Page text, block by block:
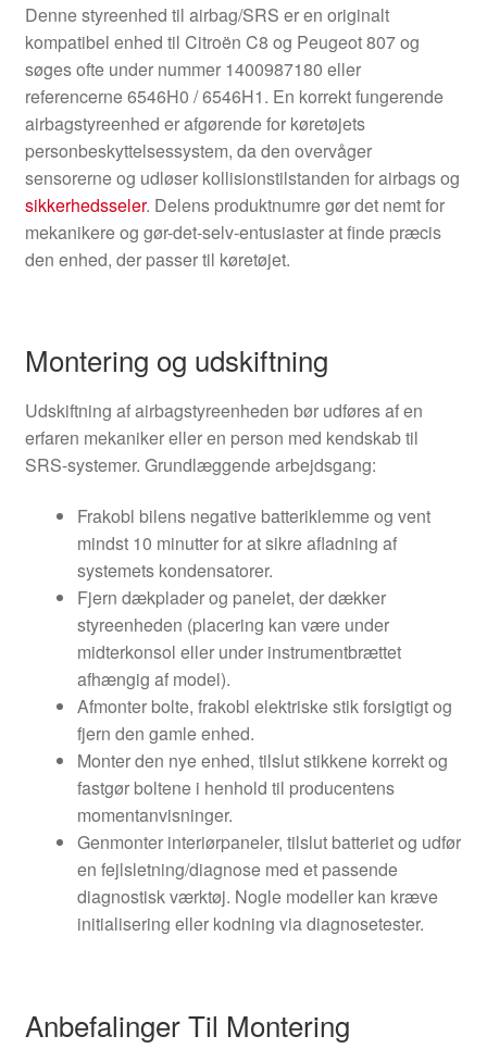
Denne styreenhed til airbag/SRS er en originalt
kompatibel enhed til Citroën C8 og Peugeot 807 og
søges ofte under nummer 1400987180 eller
referencerne 6546H0 / 6546H1. En korrekt fungerende
airbagstyreenhed er afgørende for køretøjets
personbeskyttelsessystem, da den overvåger
sensorerne og udløser kollisionstilstanden for airbags og
sikkerhedsseler. Delens produktnumre gør det nemt for
mekanikere og gør-det-selv-entusiaster at finde præcis
den enhed, der passer til køretøjet.
Montering og udskiftning
Udskiftning af airbagstyreenheden bør udføres af en
erfaren mekaniker eller en person med kendskab til
SRS-systemer. Grundlæggende arbejdsgang:
Frakobl bilens negative batteriklemme og vent
mindst 10 minutter for at sikre afladning af
systemets kondensatorer.
Fjern dækplader og panelet, der dækker
styreenheden (placering kan være under
midterkonsol eller under instrumentbrættet
afhængig af model).
Afmonter bolte, frakobl elektriske stik forsigtigt og
fjern den gamle enhed.
Monter den nye enhed, tilslut stikkene korrekt og
fastgør boltene i henhold til producentens
momentanvisninger.
Genmonter interiørpaneler, tilslut batteriet og udfør
en fejlsletning/diagnose med et passende
diagnostisk værktøj. Nogle modeller kan kræve
initialisering eller kodning via diagnosetester.
Anbefalinger Til Montering